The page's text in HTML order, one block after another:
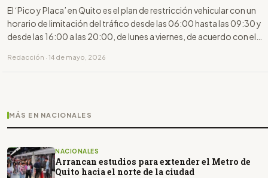
El ‘Pico y Placa’ en Quito es el plan de restricción vehicular con un
horario de limitación del tráfico desde las 06:00 hasta las 09:30 y
desde las 16:00 a las 20:00, de lunes a viernes, de acuerdo con el
Redacción · 14 de mayo, 2026
MÁS EN NACIONALES
NACIONALES
Arrancan estudios para extender el Metro de
Quito hacia el norte de la ciudad